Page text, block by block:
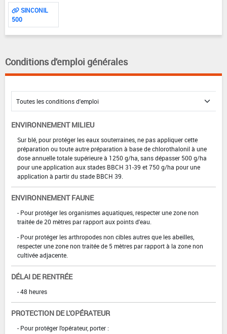
SINCONIL
500
Conditions d'emploi générales
ENVIRONNEMENT MILIEU
Sur blé, pour protéger les eaux souterraines, ne pas appliquer cette
préparation ou toute autre préparation à base de chlorothalonil à une
dose annuelle totale supérieure à 1250 g/ha, sans dépasser 500 g/ha
pour une application aux stades BBCH 31-39 et 750 g/ha pour une
application à partir du stade BBCH 39.
ENVIRONNEMENT FAUNE
- Pour protéger les organismes aquatiques, respecter une zone non
traitée de 20 mètres par rapport aux points d'eau.
- Pour protéger les arthropodes non cibles autres que les abeilles,
respecter une zone non traitée de 5 mètres par rapport à la zone non
cultivée adjacente.
DÉLAI DE RENTRÉE
- 48 heures
PROTECTION DE L'OPÉRATEUR
- Pour protéger l'opérateur, porter :